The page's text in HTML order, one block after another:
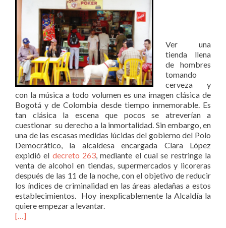
Ver una
tienda llena
de hombres
tomando
cerveza y
con la música a todo volumen es una imagen clásica de
Bogotá y de Colombia desde tiempo inmemorable. Es
tan clásica la escena que pocos se atreverían a
cuestionar su derecho a la inmortalidad. Sin embargo, en
una de las escasas medidas lúcidas del gobierno del Polo
Democrático, la alcaldesa encargada Clara López
expidió el decreto 263, mediante el cual se restringe la
venta de alcohol en tiendas, supermercados y licoreras
después de las 11 de la noche, con el objetivo de reducir
los índices de criminalidad en las áreas aledañas a estos
establecimientos. Hoy inexplicablemente la Alcaldía la
quiere empezar a levantar.
[…]